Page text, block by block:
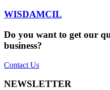
WISDAMCIL
Do you want to get our
business?
Contact Us
NEWSLETTER